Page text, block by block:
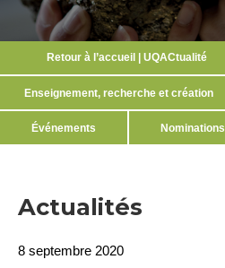
Retour à l’accueil | UQACtualité
Enseignement, recherche et création
Événements Nominations
Actualités
8 septembre 2020